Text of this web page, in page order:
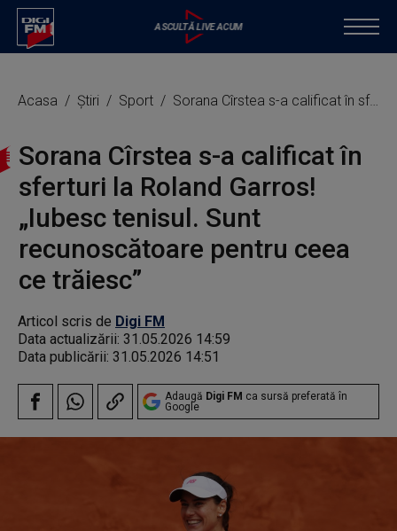
Acasa Știri Sport Sorana Cîrstea s-a calificat în sferturi la Roland Garros! „Iubesc tenisul. Sunt recunoscătoare pentru ceea ce trăiesc”
Sorana Cîrstea s-a calificat în
sferturi la Roland Garros!
„Iubesc tenisul. Sunt
recunoscătoare pentru ceea
ce trăiesc”
Articol scris de Digi FM
Data actualizării: 31.05.2026 14:59
Data publicării: 31.05.2026 14:51
Adaugă Digi FM ca sursă preferată în
Google